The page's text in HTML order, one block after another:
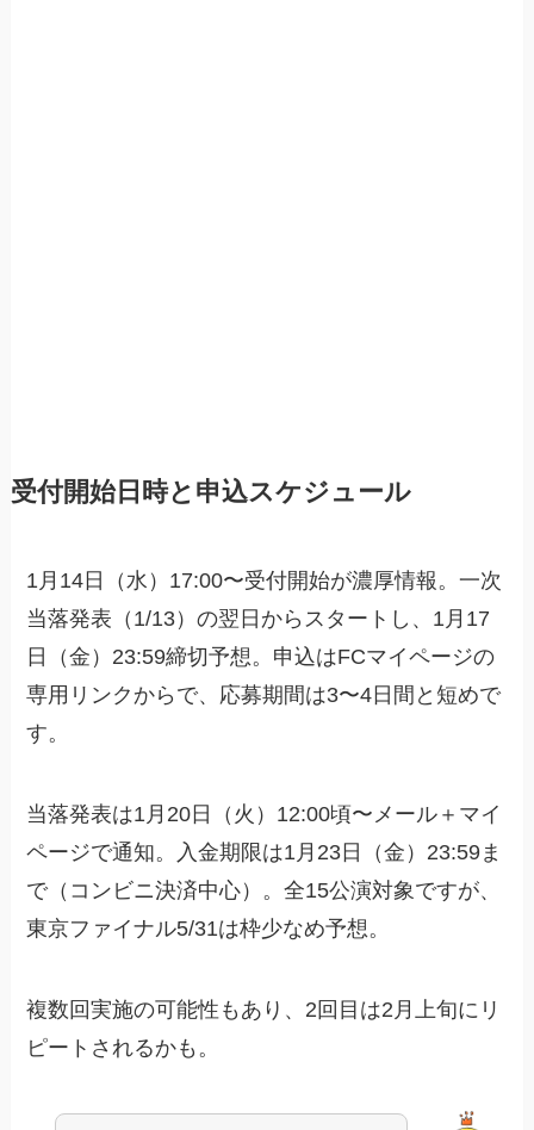
受付開始日時と申込スケジュール
1月14日（水）17:00〜受付開始が濃厚情報。一次
当落発表（1/13）の翌日からスタートし、1月17
日（金）23:59締切予想。申込はFCマイページの
専用リンクからで、応募期間は3〜4日間と短めで
す。
当落発表は1月20日（火）12:00頃〜メール＋マイ
ページで通知。入金期限は1月23日（金）23:59ま
で（コンビニ決済中心）。全15公演対象ですが、
東京ファイナル5/31は枠少なめ予想。
複数回実施の可能性もあり、2回目は2月上旬にリ
ピートされるかも。